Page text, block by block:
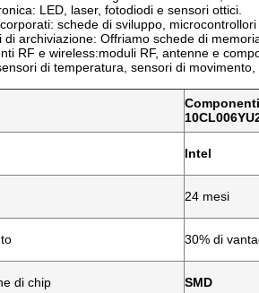
LED, laser, fotodiodi e sensori ottici.
schede di sviluppo,
di archiviazione: Offriamo schede di
RF e wireless:moduli RF, antenne e
di temperatura, sensori di movimento,
Intel
24 mesi
30% di
di chip SMD